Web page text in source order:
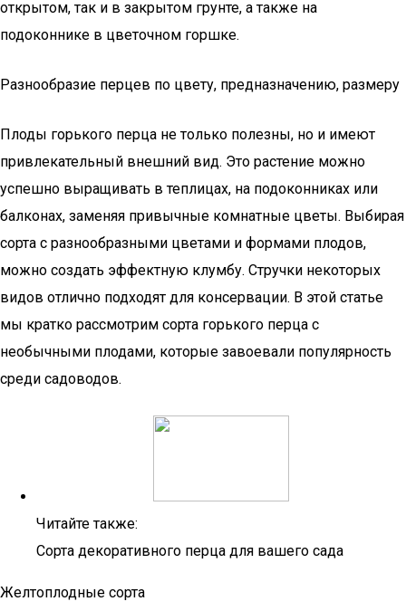
открытом, так и в закрытом грунте, а также на
подоконнике в цветочном горшке.
Разнообразие перцев по цвету, предназначению, размеру
Плоды горького перца не только полезны, но и имеют
привлекательный внешний вид. Это растение можно
успешно выращивать в теплицах, на подоконниках или
балконах, заменяя привычные комнатные цветы. Выбирая
сорта с разнообразными цветами и формами плодов,
можно создать эффектную клумбу. Стручки некоторых
видов отлично подходят для консервации. В этой статье
мы кратко рассмотрим сорта горького перца с
необычными плодами, которые завоевали популярность
среди садоводов.
Читайте также:
Сорта декоративного перца для вашего сада
Желтоплодные сорта